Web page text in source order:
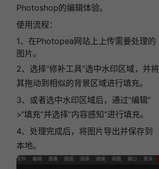
Photoshop的编辑体验。
使用流程：
1、在Photopea网站上上传需要处理的
图片。
2、选择“修补工具”选中水印区域，并将
其拖动到相似的背景区域进行填充。
3、或者选中水印区域后，通过“编辑”
>“填充”并选择“内容感知”进行填充。
4、处理完成后，将图片导出并保存到
本地。